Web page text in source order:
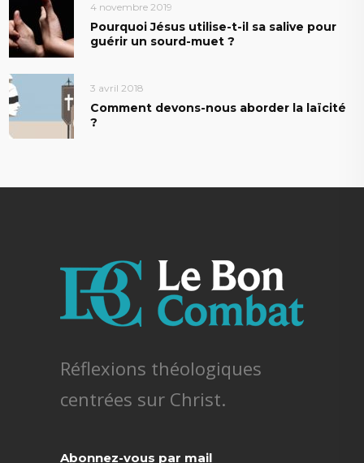
4 novembre 2019
Pourquoi Jésus utilise-t-il sa salive pour
guérir un sourd-muet ?
3 avril 2018
Comment devons-nous aborder la laïcité
?
Réflexions théologiques
centrées sur Christ.
Abonnez-vous par mail